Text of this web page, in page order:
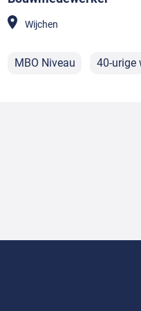
Wijchen
MBO Niveau 40-urige